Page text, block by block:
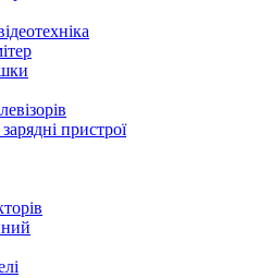
пристрої